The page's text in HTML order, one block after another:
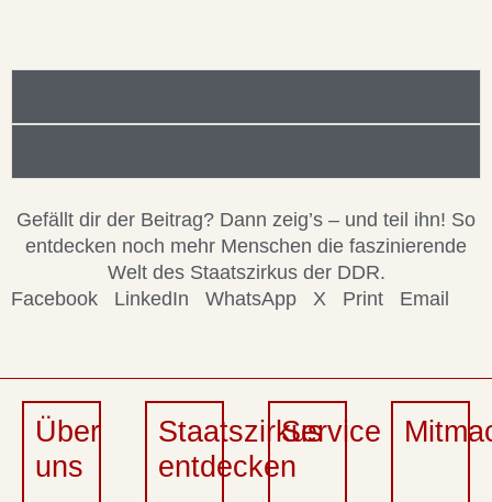
Gefällt dir der Beitrag? Dann zeig’s – und teil ihn! So
entdecken noch mehr Menschen die faszinierende
Welt des Staatszirkus der DDR.
Facebook
LinkedIn WhatsApp X Print Email
Über
uns
Staatszirkus
entdecken
Service